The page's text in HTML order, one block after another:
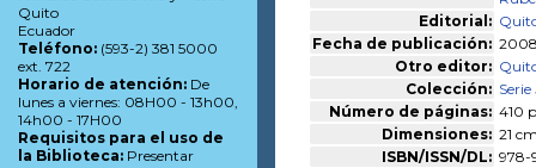
Editorial:
Fecha de publicación:
Otro editor:
Colección:
Número de páginas: 410
Dimensiones: 21
ISBN/ISSN/DL: 978-
Quito
Ecuador
Teléfono: (593-2) 381 5000
ext. 722
Horario de atención: De
lunes a viernes: 08H00 - 13h00,
14h00 - 17H00
Requisitos para el uso de
la Biblioteca: Presentar